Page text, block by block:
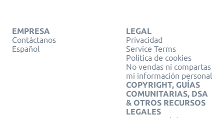
EMPRESA
Contáctanos
Español
LEGAL
Privacidad
Service Terms
Política de cookies
No vendas ni compartas
mi información personal
COPYRIGHT, GUÍAS
COMUNITARIAS, DSA
& OTROS RECURSOS
LEGALES